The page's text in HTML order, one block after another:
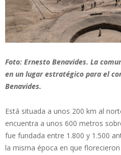
Foto: Ernesto Benavides. La
en un lugar estratégico para el
Benavides.
Está situada a unos 200 km al
encuentra a unos 600 metros
fue fundada entre 1.800 y 1.500
la misma época en que